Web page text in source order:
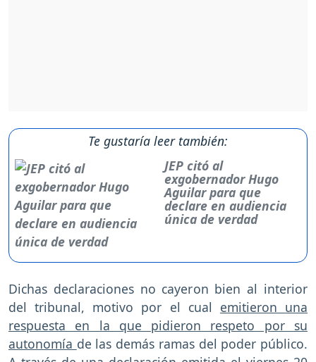
Te gustaría leer también:
JEP citó al
exgobernador Hugo
Aguilar para que
declare en audiencia
única de verdad
Dichas declaraciones no cayeron bien al interior
del tribunal, motivo por el cual emitieron una
respuesta en la que pidieron respeto por su
autonomía de las demás ramas del poder público.